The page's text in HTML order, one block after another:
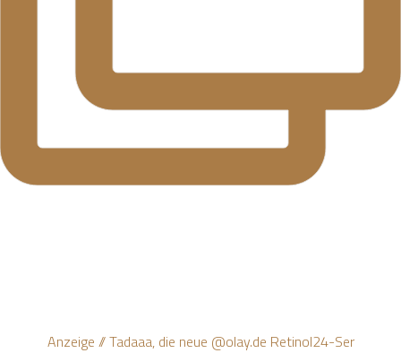
Anzeige // Tadaaa, die neue @olay.de Retinol24-Ser